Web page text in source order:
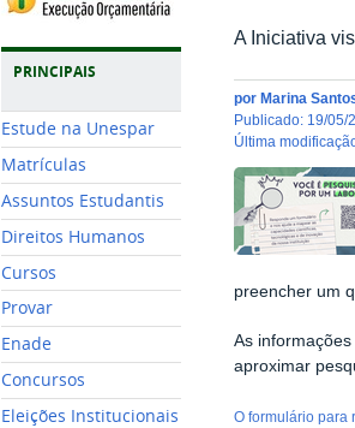
PRINCIPAIS
Estude na Unespar
Matrículas
Assuntos Estudantis
Direitos Humanos
Cursos
Provar
Enade
Concursos
Eleições Institucionais
A Iniciativa
por Marina
publicado: 19/05/
última
preencher um
As
aproximar
O formulário